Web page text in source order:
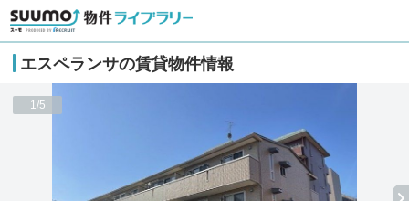
エスペランサの賃貸物件情報
1/5